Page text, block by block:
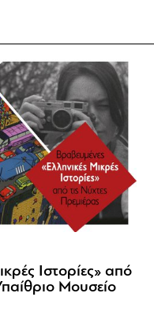
Ιστορίες» από
Μουσείο